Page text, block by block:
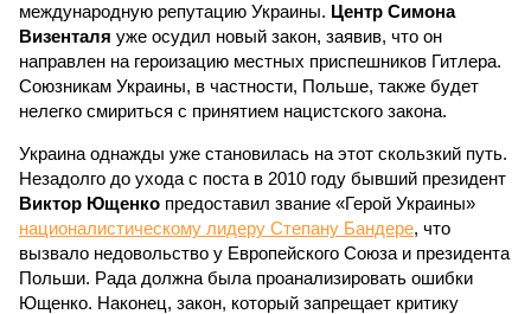
международную репутацию Украины. Центр Симона
Визенталя уже осудил новый закон, заявив, что он
направлен на героизацию местных приспешников Гитлера.
Союзникам Украины, в частности, Польше, также будет
нелегко смириться с принятием нацистского закона.
Украина однажды уже становилась на этот скользкий путь.
Незадолго до ухода с поста в 2010 году бывший президент
Виктор Ющенко предоставил звание «Герой Украины»
националистическому лидеру Степану Бандере, что
вызвало недовольство у Европейского Союза и президента
Польши. Рада должна была проанализировать ошибки
Ющенко. Наконец, закон, который запрещает критику